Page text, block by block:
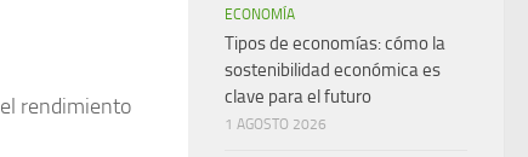
rendimiento
ECONOMÍA
Tipos de economías: cómo la
sostenibilidad económica es
clave para el futuro
1 AGOSTO 2026